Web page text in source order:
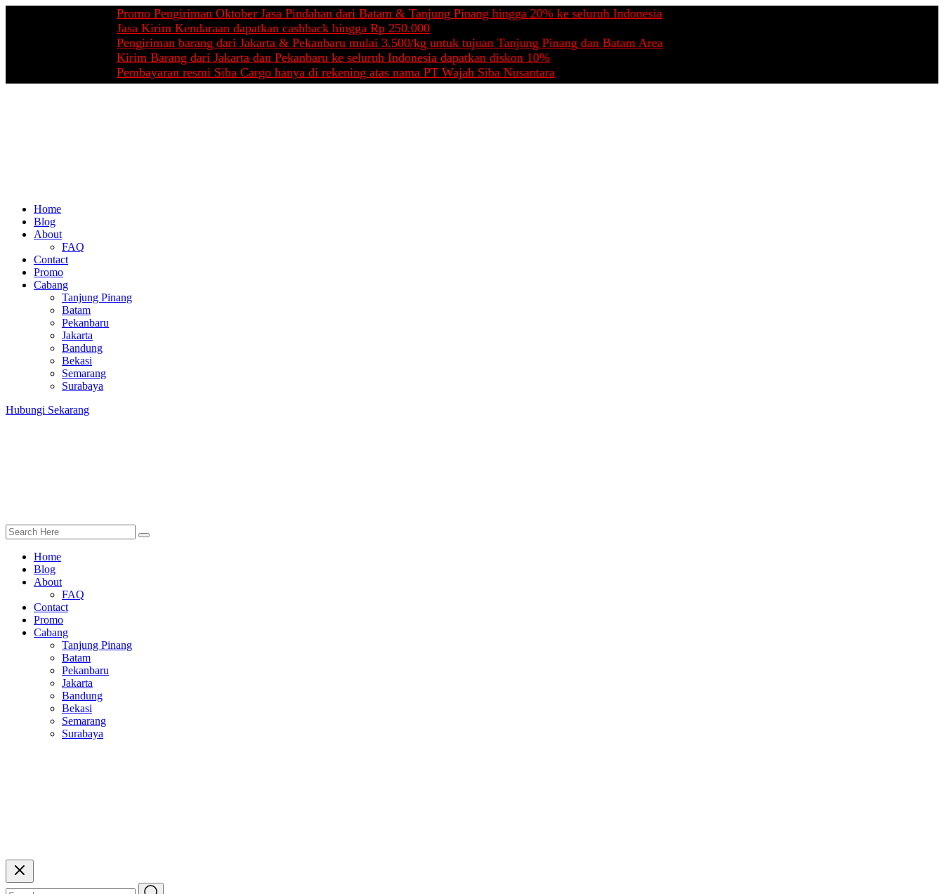
Promo Pengiriman Oktober Jasa Pindahan dari Batam & Tanjung Pinang hingga 20% ke seluruh Indonesia
Jasa Kirim Kendaraan dapatkan cashback hingga Rp 250.000
Pengiriman barang dari Jakarta & Pekanbaru mulai 3.500/kg untuk tujuan Tanjung Pinang dan Batam Area
Kirim Barang dari Jakarta dan Pekanbaru ke seluruh Indonesia dapatkan diskon 10%
Pembayaran resmi Siba Cargo hanya di rekening atas nama PT Wajah Siba Nusantara
Home
Blog
About
FAQ
Contact
Promo
Cabang
Tanjung Pinang
Batam
Pekanbaru
Jakarta
Bandung
Bekasi
Semarang
Surabaya
Hubungi Sekarang
Home
Blog
About
FAQ
Contact
Promo
Cabang
Tanjung Pinang
Batam
Pekanbaru
Jakarta
Bandung
Bekasi
Semarang
Surabaya